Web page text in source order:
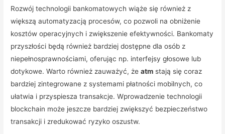
Rozwój technologii bankomatowych wiąże się również z
większą automatyzacją procesów, co pozwoli na obniżenie
kosztów operacyjnych i zwiększenie efektywności. Bankomaty
przyszłości będą również bardziej dostępne dla osób z
niepełnosprawnościami, oferując np. interfejsy głosowe lub
dotykowe. Warto również zauważyć, żeatm stają się coraz
bardziej zintegrowane z systemami płatności mobilnych, co
ułatwia i przyspiesza transakcje. Wprowadzenie technologii
blockchain może jeszcze bardziej zwiększyć bezpieczeństwo
transakcji i zredukować ryzyko oszustw.